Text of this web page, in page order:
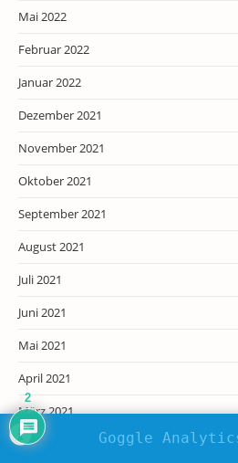
Mai 2022
Februar 2022
Januar 2022
Dezember 2021
November 2021
Oktober 2021
September 2021
August 2021
Juli 2021
Juni 2021
Mai 2021
April 2021
März 2021
Februar 2021
Goggle
2